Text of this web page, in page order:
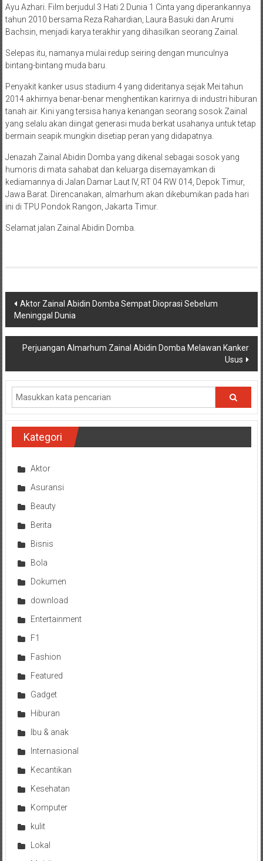
Ayu Azhari. Film berjudul 3 Hati 2 Dunia 1 Cinta yang diperankannya
tahun 2010 bersama Reza Rahardian, Laura Basuki dan Arumi
Bachsin, menjadi karya terakhir yang dihasilkan seorang Zainal.
Selepas itu, namanya mulai redup seiring dengan munculnya
bintang-bintang muda baru.
Penyakit kanker usus stadium 4 yang dideritanya sejak Mei tahun
2014 akhirnya benar-benar menghentikan karirnya di industri hiburan
tanah air. Kini yang tersisa hanya kenangan seorang sosok Zainal
yang selalu akan diingat generasi muda berkat usahanya untuk tetap
bermain seapik mungkin disetiap peran yang didapatnya.
Jenazah Zainal Abidin Domba yang dikenal sebagai sosok yang
humoris di mata sahabat dan keluarga disemayamkan di
kediamannya di Jalan Damar Laut IV, RT 04 RW 014, Depok Timur,
Jawa Barat. Direncanakan, almarhum akan dikebumikan pada hari
ini di TPU Pondok Rangon, Jakarta Timur.
Selamat jalan Zainal Abidin Domba.
Navigasi
pos
Aktor Zainal Abidin Domba Sempat Dioprasi Sebelum
Meninggal Dunia
Perjuangan Almarhum Zainal Abidin Domba Melawan Kanker
Usus
Kategori
Aktor
Asuransi
Beauty
Berita
Bisnis
Bola
Dokumen
download
Entertainment
F1
Fashion
Featured
Gadget
Hiburan
Ibu & anak
Internasional
Kecantikan
Kesehatan
Komputer
kulit
Lokal